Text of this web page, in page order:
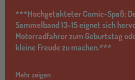
***Hochgetakteter Comic-Spaß:
Sammelband 13-15 eignet sich
Motorradfahrer zum Geburtstag
kleine Freude zu machen.***
Mehr zeigen